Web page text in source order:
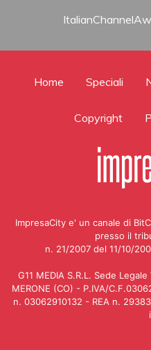
Home Speciali
Copyright
ImpresaCity e' un canale di
presso il
n. 21/2007 del 11/10/
G11 MEDIA S.R.L. Sede
MERONE (CO) - P.IVA/
n. 03062910132 - REA n.